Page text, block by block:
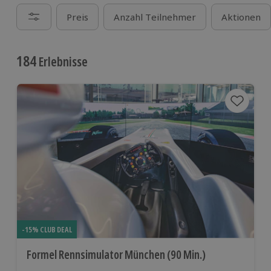
Preis Anzahl Teilnehmer Aktionen
184Erlebnisse
-15% CLUB DEAL
Formel Rennsimulator München (90 Min.)